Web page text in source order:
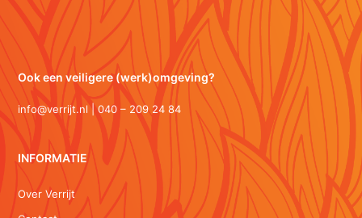
Ook een veiligere (werk)omgeving?
info@verrijt.nl | 040 – 209 24 84
INFORMATIE
Over Verrijt